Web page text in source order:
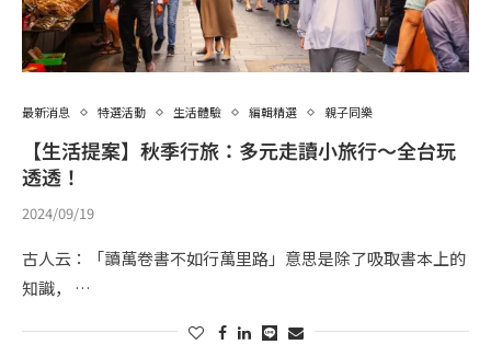
最新消息 特選活動 生活體驗 編輯精選 親子同樂
【生活提案】秋季行旅：多元走讀小旅行～全台玩
透透！
2024/09/19
古人云：「讀萬卷書不如行萬里路」意思是除了吸取書本上的
知識， …